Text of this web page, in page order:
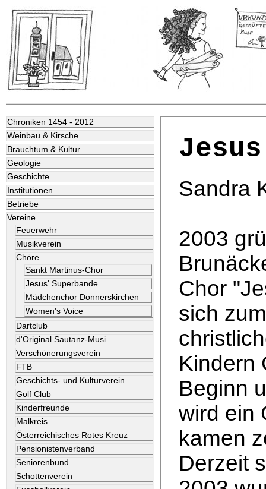
Chroniken 1454 - 2012
Weinbau & Kirsche
Brauchtum & Kultur
Geologie
Geschichte
Institutionen
Betriebe
Vereine
Feuerwehr
Musikverein
Chöre
Sankt Martinus-Chor
Jesus' Superbande
Mädchenchor Donnerskirchen
Women's Voice
Dartclub
d'Original Sautanz-Musi
Verschönerungsverein
FTB
Geschichts- und Kulturverein
Golf Club
Kinderfreunde
Malkreis
Österreichisches Rotes Kreuz
Pensionistenverband
Seniorenbund
Schottenverein
Sandra
2003
Chor
sich
Kindern
Beginn
wird ein
kamen
Derzeit